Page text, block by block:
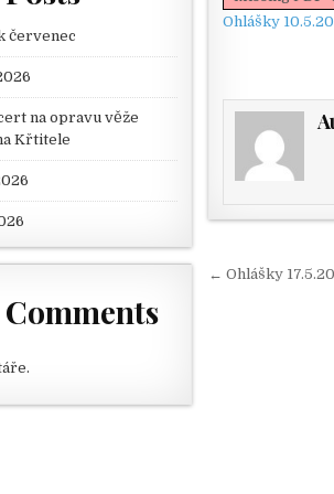
Ohlášky
← Ohlášky
červenec
na opravu věže
Křtitele